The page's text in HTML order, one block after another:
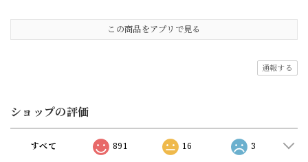
この商品をアプリで見る
通報する
ショップの評価
すべて 891 16 3